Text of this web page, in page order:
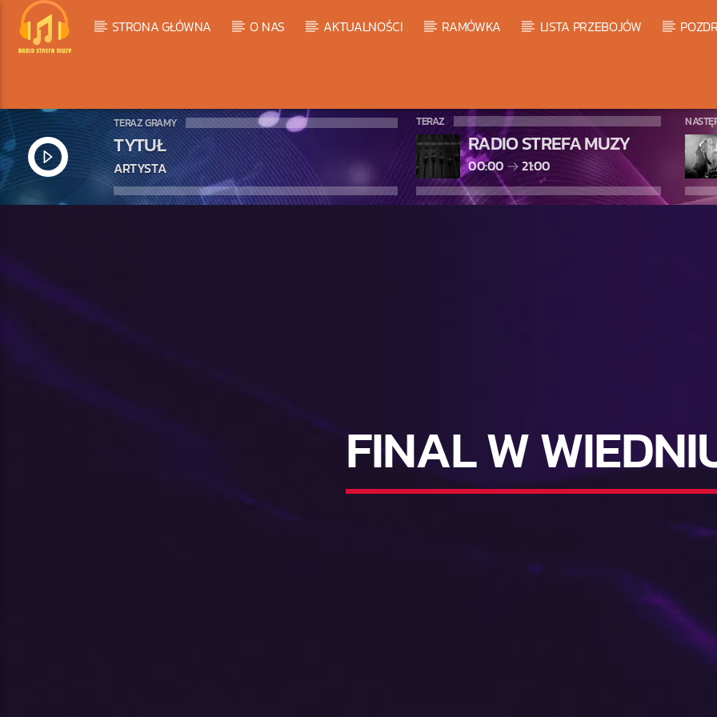
STRONA GŁÓWNA O NAS AKTUALNOŚCI RAMÓWKA LISTA PRZEBOJÓW
TERAZ GRAMY
TYTUŁ
ARTYSTA
TERAZ
RADIO STREFA MUZY
00:00 21:00
FINAL W